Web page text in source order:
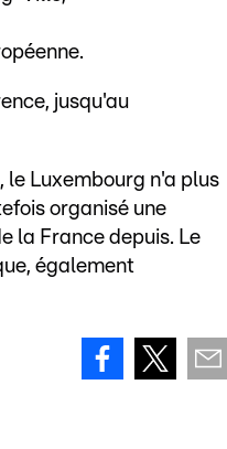
jusqu'au
le Luxembourg n'a plus
organisé une
la France depuis. Le
également